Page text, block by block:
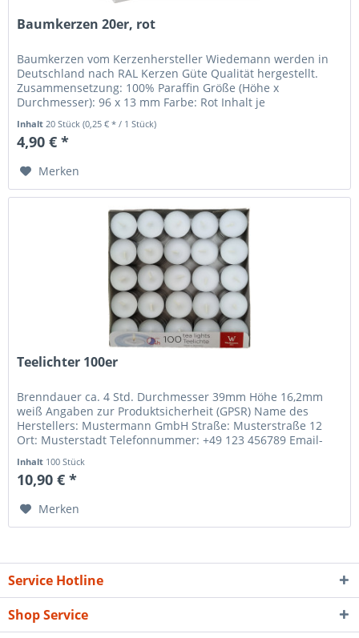
Baumkerzen 20er, rot
Baumkerzen vom Kerzenhersteller Wiedemann werden in
Deutschland nach RAL Kerzen Güte Qualität hergestellt.
Zusammensetzung: 100% Paraffin Größe (Höhe x
Durchmesser): 96 x 13 mm Farbe: Rot Inhalt je
Inhalt20 Stück(0,25 € * / 1 Stück)
4,90 € *
Merken
Teelichter 100er
Brenndauer ca. 4 Std. Durchmesser 39mm Höhe 16,2mm
weiß Angaben zur Produktsicherheit (GPSR) Name des
Herstellers: Mustermann GmbH Straße: Musterstraße 12
Ort: Musterstadt Telefonnummer: +49 123 456789 Email-
Inhalt 100 Stück
10,90 € *
Merken
Service Hotline
Shop Service